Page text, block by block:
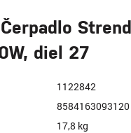
diel 27
1122842
8584163093120
17,8 kg